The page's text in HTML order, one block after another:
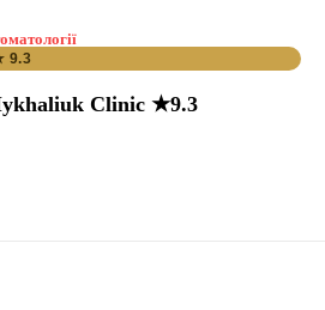
9.3
Clinic ★9.3